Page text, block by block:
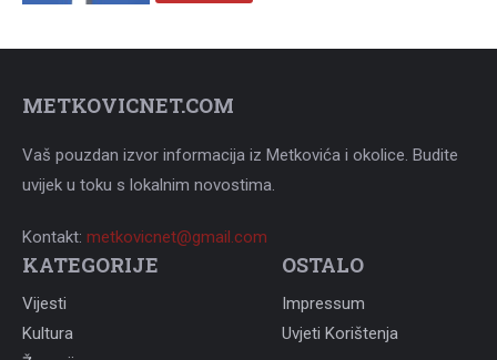
METKOVICNET.COM
Vaš pouzdan izvor informacija iz Metkovića i okolice. Budite
uvijek u toku s lokalnim novostima.
Kontakt: metkovicnet@gmail.com
KATEGORIJE
Vijesti
Kultura
OSTALO
Impressum
Uvjeti Korištenja